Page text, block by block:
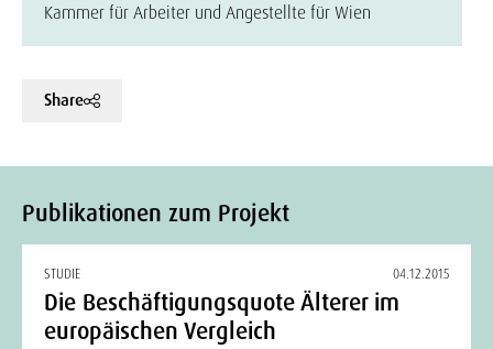
Kammer für Arbeiter und Angestellte für Wien
Share
Publikationen zum Projekt
STUDIE 04.12.2015
Die Beschäftigungsquote Älterer im
europäischen Vergleich